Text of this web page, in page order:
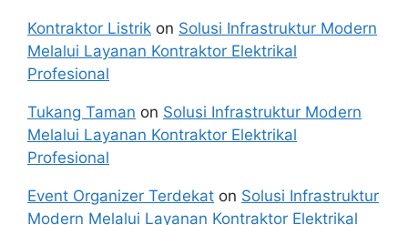
Kontraktor Listrik on Solusi Infrastruktur Modern
Melalui Layanan Kontraktor Elektrikal
Profesional
Tukang Taman on Solusi Infrastruktur Modern
Melalui Layanan Kontraktor Elektrikal
Profesional
Event Organizer Terdekat on Solusi Infrastruktur
Modern Melalui Layanan Kontraktor Elektrikal